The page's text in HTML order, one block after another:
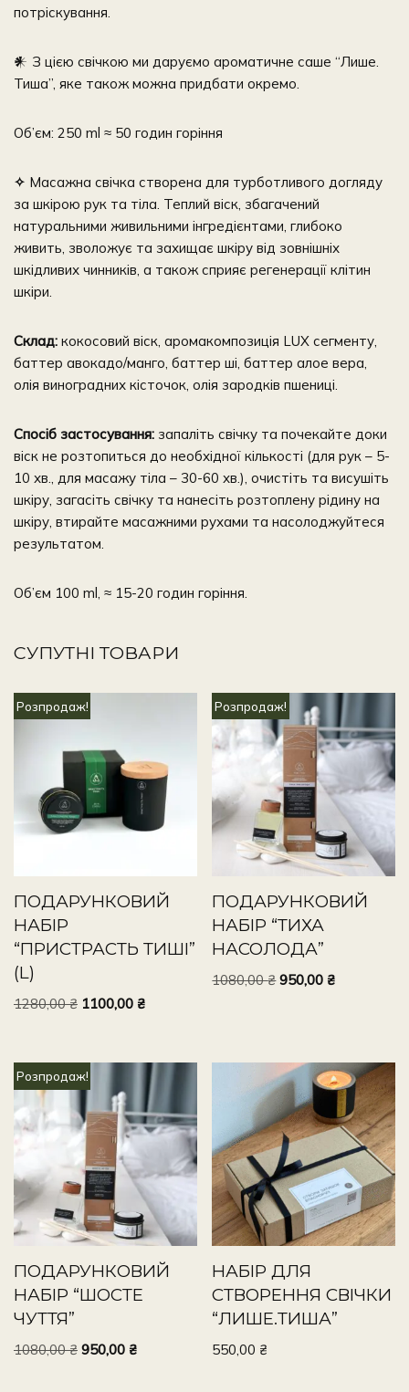
потріскування.
𒀭 З цією свічкою ми даруємо ароматичне саше “Лише.
Тиша”, яке також можна придбати окремо.
Об’єм: 250 ml ≈ 50 годин горіння
✧ Масажна свічка створена для турботливого догляду
за шкірою рук та тіла. Теплий віск, збагачений
натуральними живильними інгредієнтами, глибоко
живить, зволожує та захищає шкіру від зовнішніх
шкідливих чинників, а також сприяє регенерації клітин
шкіри.
Склад: кокосовий віск, аромакомпозиція LUX сегменту,
баттер авокадо/манго, баттер ші, баттер алое вера,
олія виноградних кісточок, олія зародків пшениці.
Спосіб застосування: запаліть свічку та почекайте доки
віск не розтопиться до необхідної кількості (для рук – 5-
10 хв., для масажу тіла – 30-60 хв.), очистіть та висушіть
шкіру, загасіть свічку та нанесіть розтоплену рідину на
шкіру, втирайте масажними рухами та насолоджуйтеся
результатом.
Об’єм 100 ml, ≈ 15-20 годин горіння.
СУПУТНІ ТОВАРИ
Розпродаж!
ПОДАРУНКОВИЙ
НАБІР
“ПРИСТРАСТЬ ТИШІ”
(L)
1280,00₴ 1100,00 ₴
Розпродаж!
ПОДАРУНКОВИЙ
НАБІР “ТИХА
НАСОЛОДА”
1080,00₴ 950,00 ₴
Розпродаж!
ПОДАРУНКОВИЙ
НАБІР “ШОСТЕ
ЧУТТЯ”
1080,00₴ 950,00 ₴
НАБІР ДЛЯ
СТВОРЕННЯ СВІЧКИ
“ЛИШЕ.ТИША”
550,00 ₴